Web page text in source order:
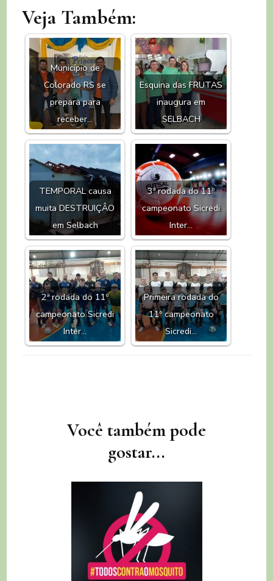
Veja Também:
Município de
Colorado RS se
prepara para
receber…
Esquina das FRUTAS
inaugura em
SELBACH
TEMPORAL causa
muita DESTRUIÇÂO
em Selbach
3ª rodada do 11º
campeonato Sicredi
Inter…
2ª rodada do 11º
campeonato Sicredi
Inter…
Primeira rodada do
11º campeonato
Sicredi…
NavegaçãoVocê também pode
gostar...